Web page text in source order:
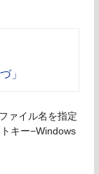
」
ファイル名を指定
キー−Windows